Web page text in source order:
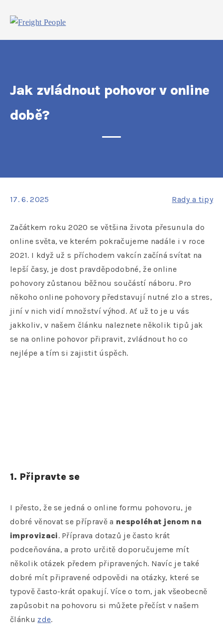
Jak zvládnout pohovor v online
době?
17. 6. 2025 Rady a tipy
Začátkem roku 2020 se většina života přesunula do
online světa, ve kterém pokračujeme nadále i v roce
2021. I když už s příchodem vakcín začíná svítat na
lepší časy, je dost pravděpodobné, že online
pohovory zůstanou běžnou součástí náboru. Pro
někoho online pohovory představují nutné zlo a stres,
jiní v nich vidí množství výhod. Ať už to je u vás
jakkoliv, v našem článku naleznete několik tipů jak
se na online pohovor připravit, zvládnout ho co
nejlépe a tím si zajistit úspěch.
1. Připravte se
I přesto, že se jedná o online formu pohovoru, je
dobré věnovat se přípravě a nespoléhat jenom na
improvizaci. Příprava dotazů je často krát
podceňována, a proto určitě doporučujeme mít
několik otázek předem připravených. Navíc je také
dobré mít připravené odpovědi na otázky, které se
typově často-krát opakují. Více o tom, jak všeobecně
zapůsobit na pohovoru si můžete přečíst v našem
článku zde.